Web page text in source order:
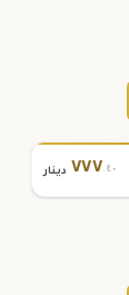
٧٧٧.٤٠ دينار